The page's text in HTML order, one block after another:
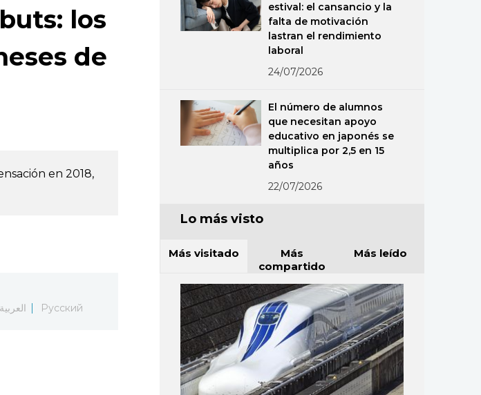
los
de
en 2018,
العربية Русский
estival: el cansancio y la
falta de motivación
lastran el rendimiento
laboral
24/07/2026
El número de alumnos
que necesitan apoyo
educativo en japonés se
multiplica por 2,5 en 15
años
22/07/2026
Lo más visto
Más visitado
Más
compartido
Más leído